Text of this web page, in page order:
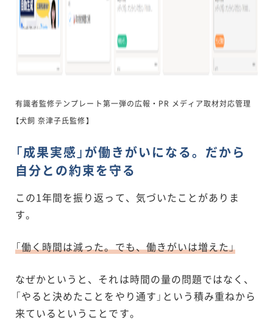
有識者監修テンプレート第一弾の広報・PR メディア取材対応管理
【犬飼 奈津子氏監修】
「成果実感」が働きがいになる。だから
自分との約束を守る
この1年間を振り返って、気づいたことがありま
す。
「働く時間は減った。でも、働きがいは増えた」
なぜかというと、それは時間の量の問題ではなく、
「やると決めたことをやり通す」という積み重ねから
来ているということです。